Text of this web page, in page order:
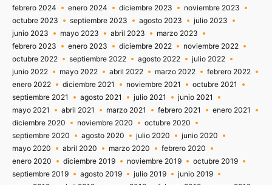
febrero 2024
enero 2024 diciembre 2023
noviembre 2023
octubre 2023
septiembre 2023 agosto 2023
julio 2023
junio 2023
mayo 2023 abril 2023
marzo 2023
febrero 2023
enero 2023 diciembre 2022
noviembre 2022
octubre 2022
septiembre 2022 agosto 2022
julio 2022
junio 2022
mayo 2022 abril 2022 marzo 2022
febrero 2022
enero 2022
diciembre 2021 noviembre 2021
octubre 2021
septiembre 2021
agosto 2021 julio 2021
junio 2021
mayo 2021
abril 2021 marzo 2021 febrero 2021
enero 2021
diciembre 2020
noviembre 2020
octubre 2020
septiembre 2020
agosto 2020 julio 2020
junio 2020
mayo 2020
abril 2020 marzo 2020
febrero 2020
enero 2020
diciembre 2019 noviembre 2019
octubre 2019
septiembre 2019
agosto 2019 julio 2019
junio 2019